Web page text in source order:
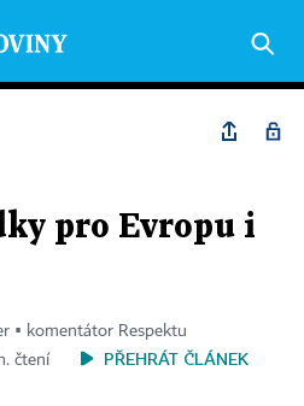
pro Evropu i
▪ komentátor Respektu
čtení
PŘEHRÁT ČLÁNEK